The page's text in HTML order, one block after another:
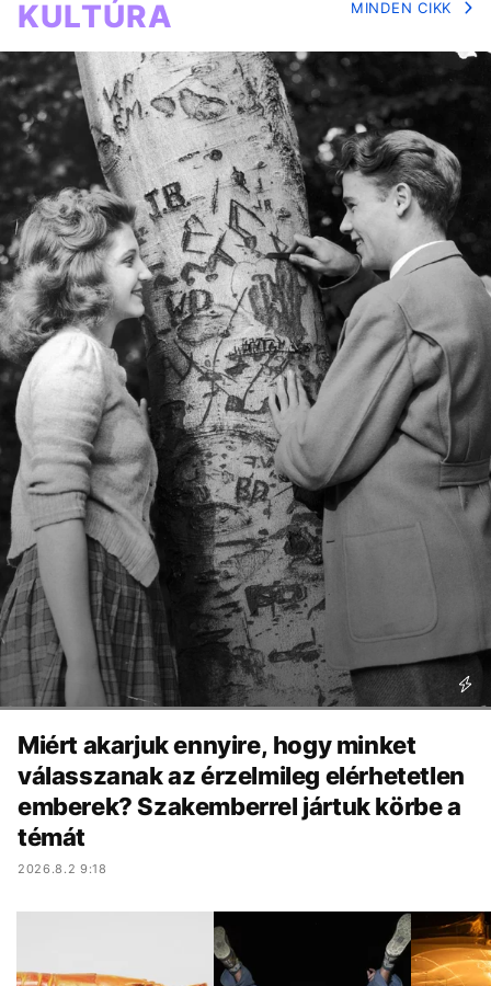
KULTÚRA MINDEN CIKK
Miért akarjuk ennyire, hogy minket
válasszanak az érzelmileg elérhetetlen
emberek? Szakemberrel jártuk körbe a
témát
2026.8.2 9:18